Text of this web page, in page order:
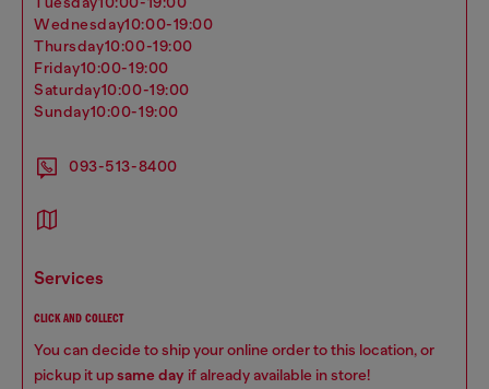
wednesday10:00-19:00
thursday10:00-19:00
friday10:00-19:00
saturday10:00-19:00
sunday10:00-19:00
093-513-8400
services
CLICK AND COLLECT
You can decide to ship your online order to this location, or
pickup it upsame day if already available in store!